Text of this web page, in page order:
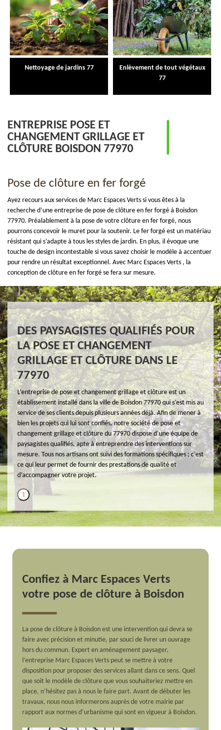
Nettoyage de jardins 77
Enlèvement de tout végétaux
77
ENTREPRISE POSE ET
CHANGEMENT GRILLAGE ET
CLÔTURE BOISDON 77970
Pose de clôture en fer forgé
Ayez recours aux services de Marc Espaces Verts si vous êtes à la
recherche d’une entreprise de pose de clôture en fer forgé à Boisdon
77970. Préalablement à la pose de votre clôture en fer forgé, nous
pourrons concevoir le muret pour la soutenir. Le fer forgé est un matériau
résistant qui s’adapte à tous les styles de jardin. En plus, il évoque une
touche de design incontestable si vous savez choisir le modèle à accentuer
pour rendre un résultat exceptionnel. Avec Marc Espaces Verts , la
conception de clôture en fer forgé se fera sur mesure.
DES PAYSAGISTES QUALIFIÉS POUR
LA POSE ET CHANGEMENT
GRILLAGE ET CLÔTURE DANS LE
77970
L’entreprise de pose et changement grillage et clôture est un
établissement installé dans la ville de Boisdon 77970 qui s’est mis au
service de ses clients depuis plusieurs années déjà. Afin de mener à
bien les projets qui lui sont confiés, notre société de pose et
changement grillage et clôture du 77970 dispose d’une équipe de
paysagistes qualifiés, apte à entreprendre des interventions sur
mesure. Tous nos artisans ont suivi des formations spécifiques ; c’est
ce qui leur permet de fournir des prestations de qualité et
d’accompagner votre projet.
1
Confiez à Marc Espaces Verts
votre pose de clôture à Boisdon
La pose de clôture à Boisdon est une intervention qui devra se
faire avec précision et minutie, par souci de livrer un ouvrage
hors du commun. Expert en aménagement paysager,
l’entreprise Marc Espaces Verts peut se mettre à votre
disposition pour proposer des services allant dans ce sens. Quel
que soit le modèle de clôture que vous souhaiteriez mettre en
place, n’hésitez pas à nous le faire part. Avant de débuter les
travaux, nous nous informerons auprès de votre mairie par
rapport aux normes d’urbanisme qui sont en vigueur à Boisdon.